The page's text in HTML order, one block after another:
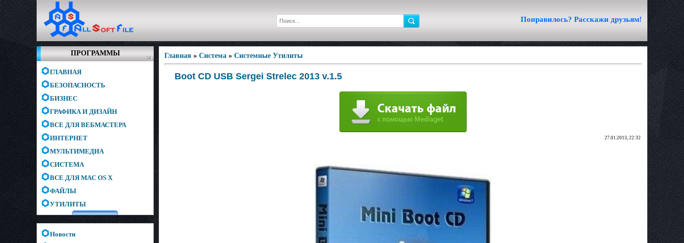
Понравилось? Расскажи друзьям!
ПРОГРАММЫ
ГЛАВНАЯ
БЕЗОПАСНОСТЬ
БИЗНЕС
ГРАФИКА И ДИЗАЙН
ВСЕ ДЛЯ ВЕБМАСТЕРА
ИНТЕРНЕТ
МУЛЬТИМЕДИА
СИСТЕМА
ВСЕ ДЛЯ MAC OS X
ФАЙЛЫ
УТИЛИТЫ
Новости
Главная » Система » Системные Утилиты
Boot CD USB Sergei Strelec 2013 v.1.5
27.01.2013, 22:32